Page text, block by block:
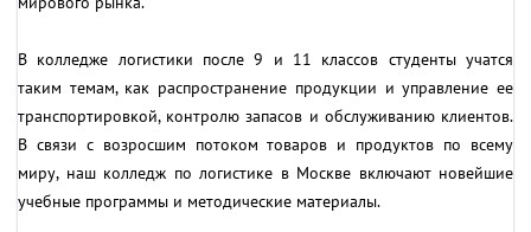
В колледже логистики после 9 и 11 классов студенты учатся
таким темам, как распространение продукции и управление ее
транспортировкой, контролю запасов и обслуживанию клиентов.
В связи с возросшим потоком товаров и продуктов по всему
миру, наш колледж по логистике в Москве включают новейшие
учебные программы и методические материалы.